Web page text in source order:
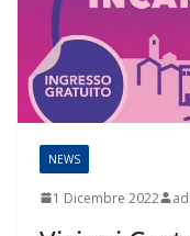
NEWS
1 Dicembre 2022